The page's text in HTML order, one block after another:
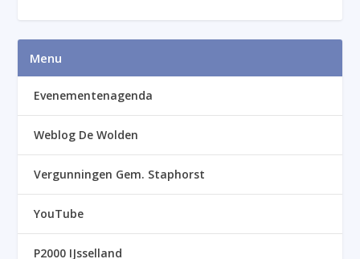
Menu
Evenementenagenda
Weblog De Wolden
Vergunningen Gem. Staphorst
YouTube
P2000 IJsselland